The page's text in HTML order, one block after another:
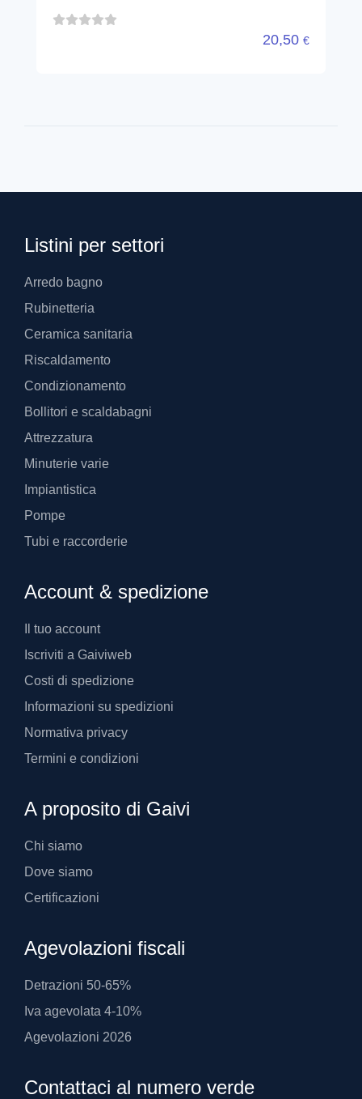
20,50 €
Listini per settori
Arredo bagno
Rubinetteria
Ceramica sanitaria
Riscaldamento
Condizionamento
Bollitori e scaldabagni
Attrezzatura
Minuterie varie
Impiantistica
Pompe
Tubi e raccorderie
Account & spedizione
Il tuo account
Iscriviti a Gaiviweb
Costi di spedizione
Informazioni su spedizioni
Normativa privacy
Termini e condizioni
A proposito di Gaivi
Chi siamo
Dove siamo
Certificazioni
Agevolazioni fiscali
Detrazioni 50-65%
Iva agevolata 4-10%
Agevolazioni 2026
Contattaci al numero verde